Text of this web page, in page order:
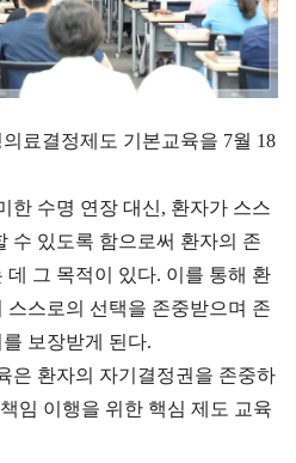
료결정제도 기본교육을 7월 18
한 수명 연장 대신, 환자가 스스
수 있도록 함으로써 환자의 존
그 목적이 있다. 이를 통해 환
스스로의 선택을 존중받으며 존
보장받게 된다.
은 환자의 자기결정권을 존중하
임 이행을 위한 핵심 제도 교육